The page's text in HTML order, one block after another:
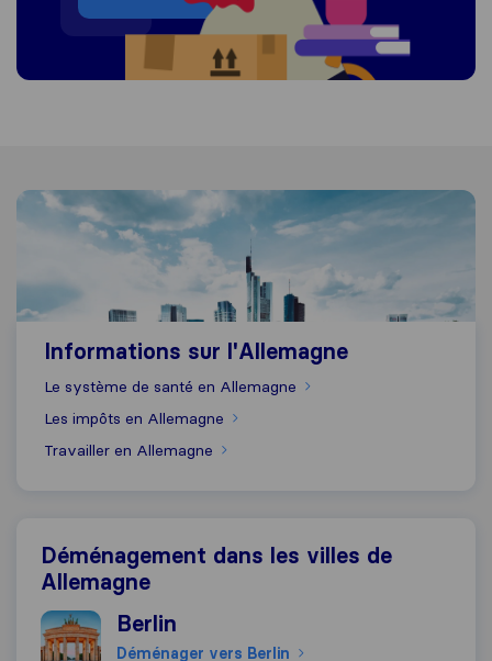
Informations sur l'Allemagne
Informations sur l'Allemagne
Le système de santé en Allemagne
Les impôts en Allemagne
Travailler en Allemagne
Déménagement dans les villes de
Allemagne
Déménager vers Berlin
Berlin
Déménager vers Berlin